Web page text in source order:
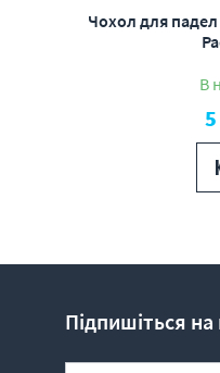
Чохол для падел
В
Підпишіться на